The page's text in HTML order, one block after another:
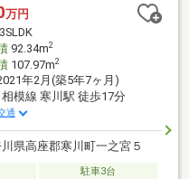
万円
3SLDK
92.34m2
107.97m2
年2月(築5年7ヶ月)
相模線 寒川駅 徒歩17分
通
県高座郡寒川町一之宮５
駐車3台